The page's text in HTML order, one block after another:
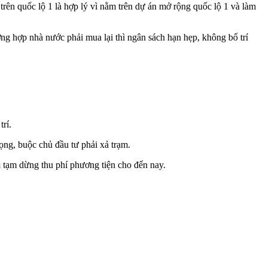
quốc lộ 1 là hợp lý vì nằm trên dự án mở rộng quốc lộ 1 và làm
hợp nhà nước phải mua lại thì ngân sách hạn hẹp, không bố trí
buộc chủ đầu tư phải xả trạm.
dừng thu phí phương tiện cho đến nay.